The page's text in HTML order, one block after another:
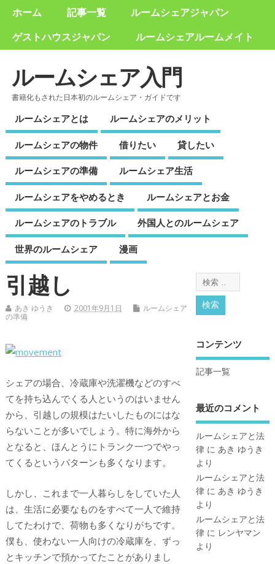
ホーム 記事一覧
ルームシェアジャパン
ゲストハウスジャパン
ルームシェアルームメイト
ルームシェア入門
書籍化もされた日本初のルームシェア・ガイドです
ルームシェアとは ルームシェアのメリット
ルームシェアの物件 借りたい 貸したい
ルームシェアの準備 ルームシェア生活
ルームシェアをやめるとき ルームシェアとお金
ルームシェアのトラブル 外国人とのルームシェア
世界のルームシェア 漫画
引越し
あき ゆうき 2001年9月1日
ルームシェア
の準備
シェアの場合、冷蔵庫や洗濯機などのすべ
てを持ち込んでくる人というのはいません
から、引越しの規模はたいしたものにはな
らないことが多いでしょう。特に海外から
となると、ほんとうにトランク一つでやっ
てくるというパターンも多くなります。
しかし、これまで一人暮らしをしていた人
は、生活に必要なものをすべて一人で維持
してたわけで、荷物も多くなりがちです。
僕も、使わない一人向けの冷蔵庫を、ずっ
とキッチンで預かってたことがありまし
コンテンツ
記事一覧
最近のコメント
ルームシェアと法
律に あき ゆうき
より
ルームシェアと法
律に あき ゆうき
より
ルームシェアと法
律に レンヤマン
より